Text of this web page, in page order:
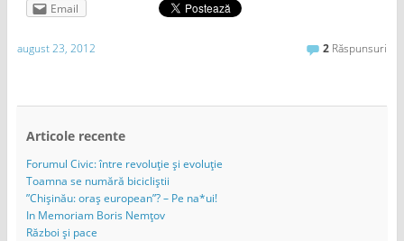
Email
august 23, 2012 2 Răspunsuri
Articole recente
Forumul Civic: între revoluție și evoluție
Toamna se numără bicicliștii
”Chișinău: oraș european”? – Pe na*ui!
In Memoriam Boris Nemțov
Război și pace